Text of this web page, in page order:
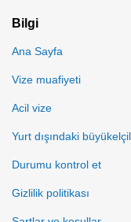
Bilgi
Ana Sayfa
Vize muafiyeti
Acil vize
Yurt dışındaki
Durumu kontrol et
Gizlilik politikası